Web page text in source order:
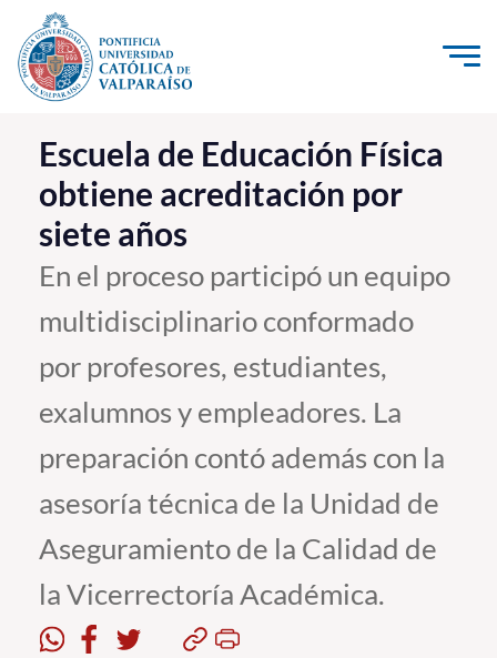
Click acá para ir directamente al contenido
La Universidad
Investigación, Creación e Innovación
PUCV Internacional
Vinculación con el Medio
Pregrado
Estudiantes
Académicos
Funcionarios
Escuela de Educación Física
obtiene acreditación por
siete años
En el proceso participó un equipo
multidisciplinario conformado
por profesores, estudiantes,
exalumnos y empleadores. La
preparación contó además con la
asesoría técnica de la Unidad de
Aseguramiento de la Calidad de
la Vicerrectoría Académica.